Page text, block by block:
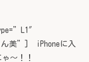
美”] iPhoneに入
～！！